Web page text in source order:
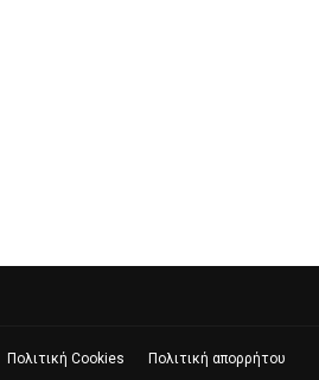
Πολιτική Cookies Πολιτική απορρήτου